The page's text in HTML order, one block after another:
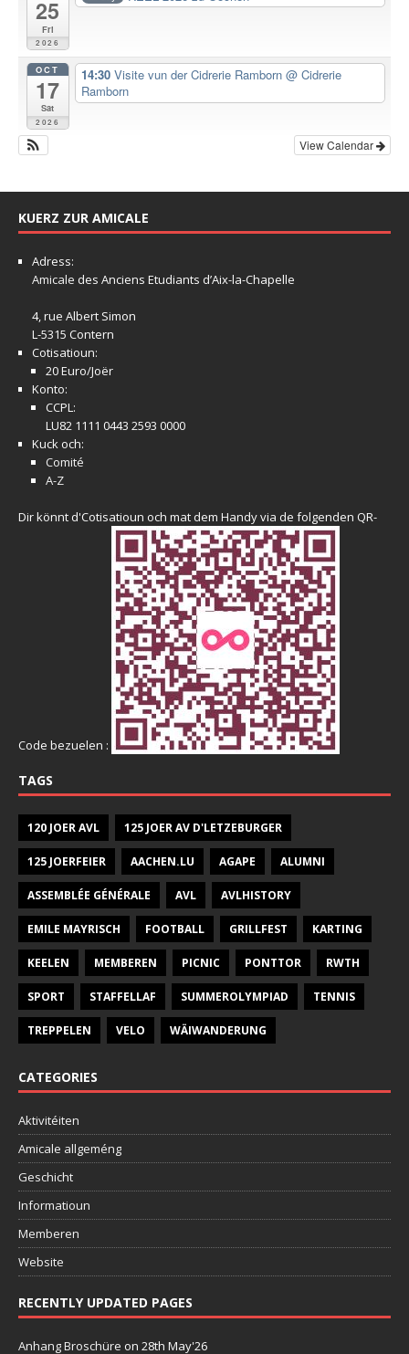
25
Fri
2026
OCT
17
Sat
2026
14:30 Visite vun der Cidrerie Ramborn @ Cidrerie
Ramborn
View Calendar
KUERZ ZUR AMICALE
Adress:
Amicale des Anciens Etudiants d’Aix-la-Chapelle
4, rue Albert Simon
L-5315 Contern
Cotisatioun:
20 Euro/Joër
Konto:
CCPL:
LU82 1111 0443 2593 0000
Kuck och:
Comité
A-Z
Dir könnt d'Cotisatioun och mat dem Handy via de folgenden QR-
Code bezuelen :
TAGS
120 JOER AVL 125 JOER AV D'LETZEBURGER
125 JOERFEIER AACHEN.LU AGAPE ALUMNI
ASSEMBLÉE GÉNÉRALE AVL AVLHISTORY
EMILE MAYRISCH FOOTBALL GRILLFEST KARTING
KEELEN MEMBEREN PICNIC PONTTOR RWTH
SPORT STAFFELLAF SUMMEROLYMPIAD TENNIS
TREPPELEN VELO WÄIWANDERUNG
CATEGORIES
Aktivitéiten
Amicale allgeméng
Geschicht
Informatioun
Memberen
Website
RECENTLY UPDATED PAGES
Anhang Broschüre on 28th May'26